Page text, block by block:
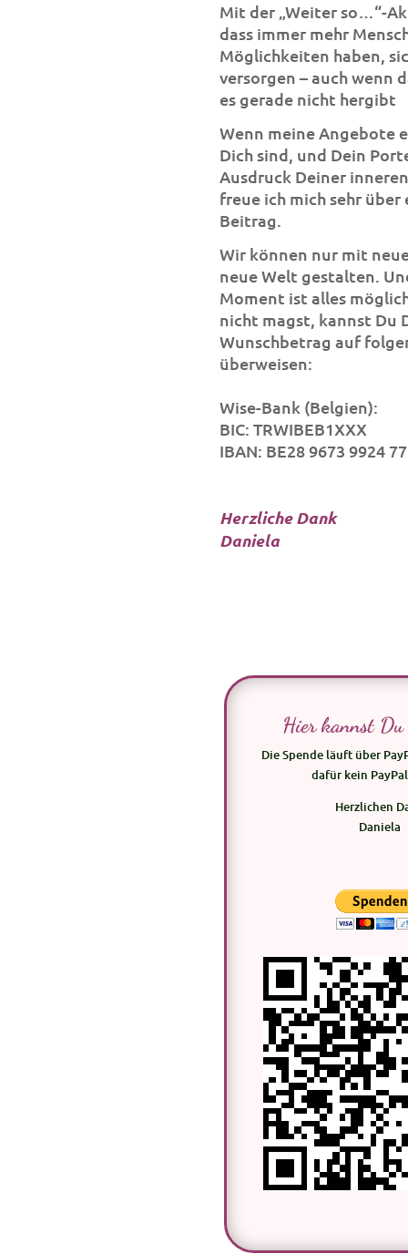
Mit der „Weiter so…“-
dass immer mehr
Möglichkeiten haben,
versorgen – auch wenn
es gerade nicht hergibt
Wenn meine Angebote
Dich sind, und Dein
Ausdruck Deiner
freue ich mich sehr
Beitrag.
Wir können nur mit
neue Welt gestalten.
Moment ist alles
nicht magst, kannst Du
Wunschbetrag auf
überweisen:
Wise-Bank (Belgien):
BIC: TRWIBEB1XXX
IBAN: BE28 9673 9924
Herzliche Dank
Daniela
Hier kannst Du
Die Spende läuft über
dafür kein
Herzlichen
Daniela